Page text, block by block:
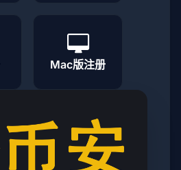
Mac版注册